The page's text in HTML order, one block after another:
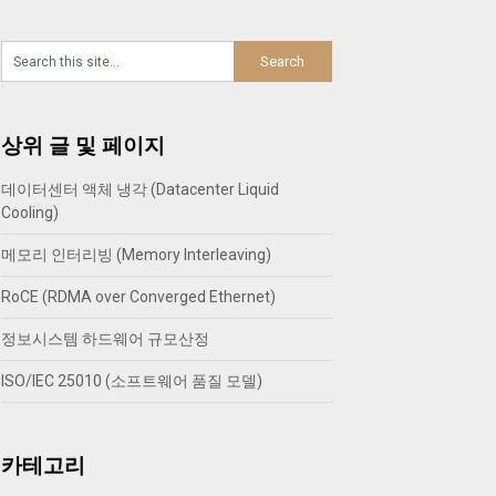
상위 글 및 페이지
데이터센터 액체 냉각 (Datacenter Liquid
Cooling)
메모리 인터리빙 (Memory Interleaving)
RoCE (RDMA over Converged Ethernet)
정보시스템 하드웨어 규모산정
ISO/IEC 25010 (소프트웨어 품질 모델)
카테고리